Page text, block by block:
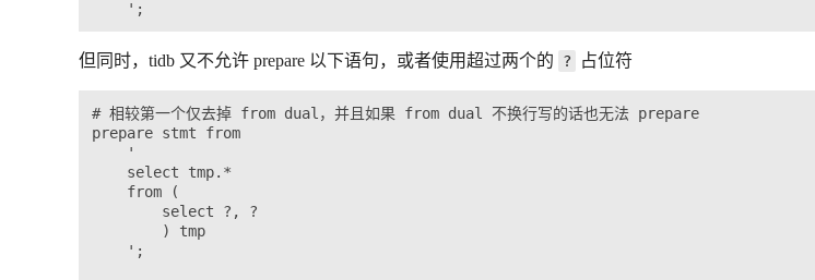
但同时，tidb 又不允许 prepare 以下语句，或者使用超过两个的 ? 占位符
# 相较第一个仅去掉 from dual，并且如果 from dual 不换行写的话也无法 prepare
prepare stmt from
    '
    select tmp.*
    from (
        select ?, ?
        ) tmp
    ';